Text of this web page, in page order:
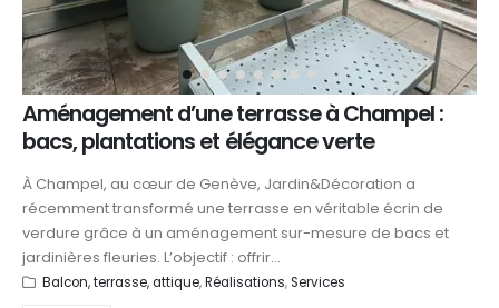
Aménagement d’une terrasse à Champel :
bacs, plantations et élégance verte
À Champel, au cœur de Genève, Jardin&Décoration a
récemment transformé une terrasse en véritable écrin de
verdure grâce à un aménagement sur-mesure de bacs et
jardinières fleuries. L’objectif : offrir...
Balcon, terrasse, attique,Réalisations,Services